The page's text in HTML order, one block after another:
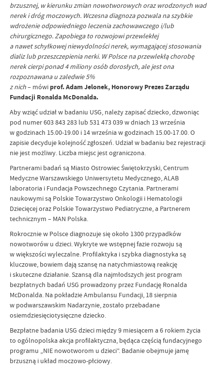
brzusznej, w kierunku zmian nowotworowych oraz wrodzonych wad
nerek i dróg moczowych. Wczesna diagnoza pozwala na szybkie
wdrożenie odpowiedniego leczenia zachowawczego i/lub
chirurgicznego. Zapobiega to rozwojowi przewlekłej
a nawet schyłkowej niewydolności nerek, wymagającej stosowania
dializ lub przeszczepienia nerki. W Polsce na przewlekłą chorobę
nerek cierpi ponad 4 miliony osób dorosłych, ale jest ona
rozpoznawana u zaledwie 5%
z nich– mówi prof. Adam Jelonek, Honorowy Prezes Zarządu
Fundacji Ronalda McDonalda.
Aby wziąć udział w badaniu USG, należy zapisać dziecko, dzwoniąc
pod numer 603 843 283 lub 531 473 039 w dniach 13 września
w godzinach 15.00-19.00 i 14 września w godzinach 15.00-17.00. O
zapisie decyduje kolejność zgłoszeń. Udział w badaniu bez rejestracji
nie jest możliwy. Liczba miejsc jest ograniczona.
Partnerami badań są Miasto Ostrowiec Świętokrzyski, Centrum
Medyczne Warszawskiego Uniwersytetu Medycznego, ALAB
laboratoria i Fundacja Powszechnego Czytania. Partnerami
naukowymi są Polskie Towarzystwo Onkologii i Hematologii
Dziecięcej oraz Polskie Towarzystwo Pediatryczne, a Partnerem
technicznym – MAN Polska.
Rokrocznie w Polsce diagnozuje się około 1300 przypadków
nowotworów u dzieci. Wykryte we wstępnej fazie rozwoju są
w większości wyleczalne. Profilaktyka i szybka diagnostyka są
kluczowe, bowiem dają szansę na natychmiastową reakcję
i skuteczne działanie. Szansą dla najmłodszych jest program
bezpłatnych badań USG prowadzony przez Fundację Ronalda
McDonalda. Na pokładzie Ambulansu Fundacji, 18 sierpnia
w podwarszawskim Nadarzynie, zostało przebadane
osiemdziesięciotysięczne dziecko.
Bezpłatne badania USG dzieci między 9 miesiącem a 6 rokiem życia
to ogólnopolska akcja profilaktyczna, będąca częścią fundacyjnego
programu „NIE nowotworom u dzieci”. Badanie obejmuje jamę
brzuszną i układ moczowo-płciowy.